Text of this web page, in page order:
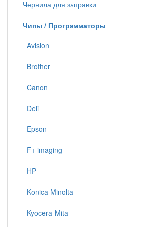
Чернила для заправки
Чипы / Программаторы
Avision
Brother
Canon
Deli
Epson
F+ imaging
HP
Konica Minolta
Kyocera-Mita